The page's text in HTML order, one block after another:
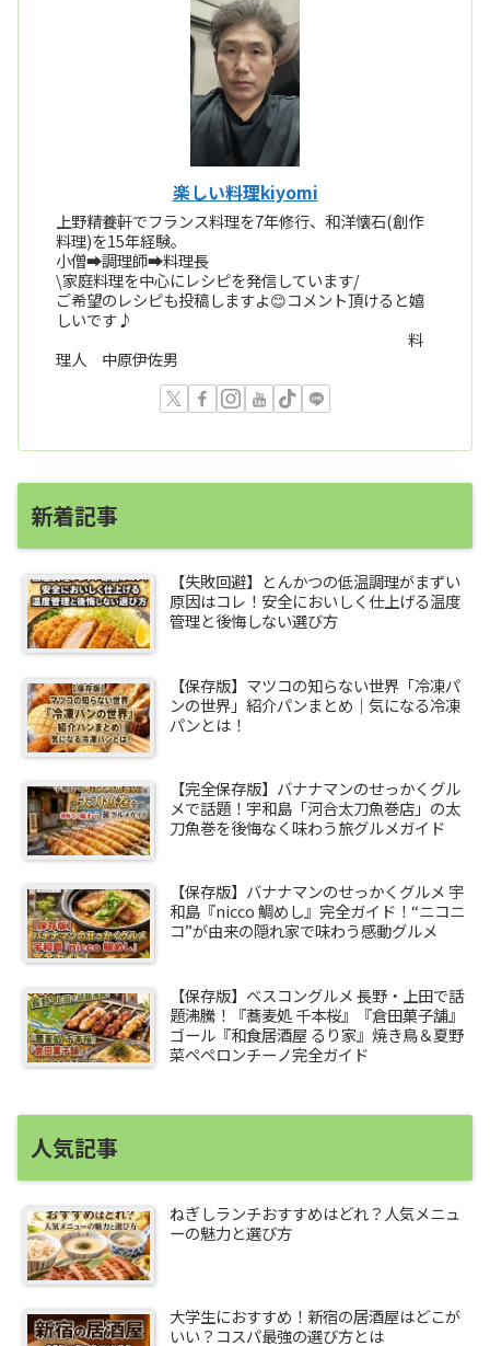
楽しい料理kiyomi
上野精養軒でフランス料理を7年修行、和洋懐石(創作
料理)を15年経験。
小僧➡️調理師➡️料理長
\家庭料理を中心にレシピを発信しています/
ご希望のレシピも投稿しますよ😊コメント頂けると嬉
しいです♪
料
理人 中原伊佐男
新着記事
【失敗回避】とんかつの低温調理がまずい
原因はコレ！安全においしく仕上げる温度
管理と後悔しない選び方
【保存版】マツコの知らない世界「冷凍パ
ンの世界」紹介パンまとめ｜気になる冷凍
パンとは！
【完全保存版】バナナマンのせっかくグル
メで話題！宇和島「河合太刀魚巻店」の太
刀魚巻を後悔なく味わう旅グルメガイド
【保存版】バナナマンのせっかくグルメ 宇
和島『nicco 鯛めし』完全ガイド！“ニコニ
コ”が由来の隠れ家で味わう感動グルメ
【保存版】ベスコングルメ 長野・上田で話
題沸騰！『蕎麦処 千本桜』『倉田菓子舗』
ゴール『和食居酒屋 るり家』焼き鳥＆夏野
菜ペペロンチーノ完全ガイド
人気記事
ねぎしランチおすすめはどれ？人気メニュ
ーの魅力と選び方
大学生におすすめ！新宿の居酒屋はどこが
いい？コスパ最強の選び方とは